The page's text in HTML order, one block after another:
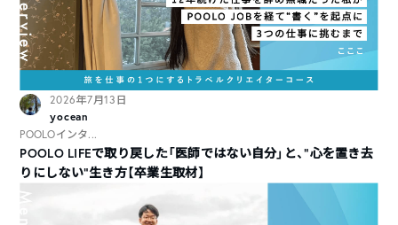
2026年7月13日
yocean
POOLOインタ...
POOLO LIFEで取り戻した「医師ではない自分」と、“心を置き去
りにしない”生き方【卒業生取材】